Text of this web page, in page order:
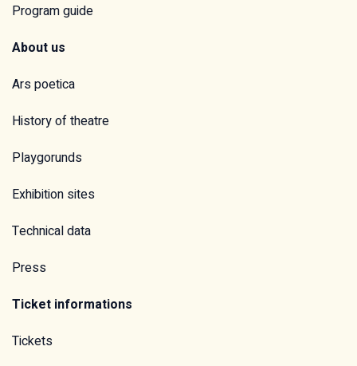
Program guide
About us
Ars poetica
History of theatre
Playgorunds
Exhibition sites
Technical data
Press
Ticket informations
Tickets